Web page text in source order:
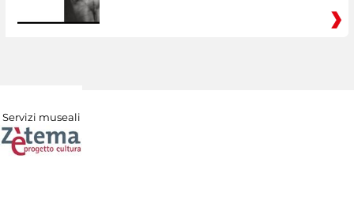
Servizi museali